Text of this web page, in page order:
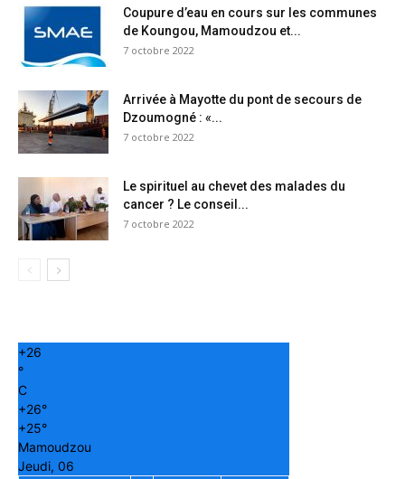
Coupure d’eau en cours sur les communes
de Koungou, Mamoudzou et...
7 octobre 2022
Arrivée à Mayotte du pont de secours de
Dzoumogné : «...
7 octobre 2022
Le spirituel au chevet des malades du
cancer ? Le conseil...
7 octobre 2022
+26
°
C
+26°
+25°
Mamoudzou
Jeudi, 06